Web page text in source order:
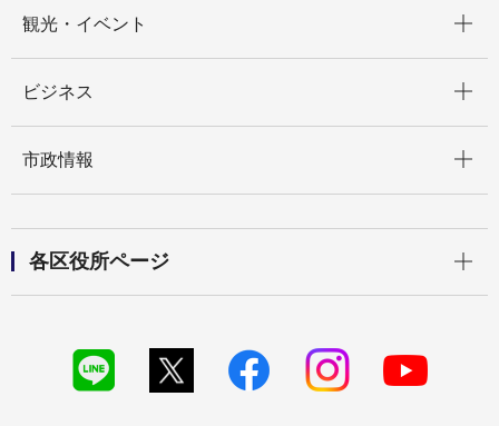
観光・イベント
ビジネス
市政情報
各区役所ページ